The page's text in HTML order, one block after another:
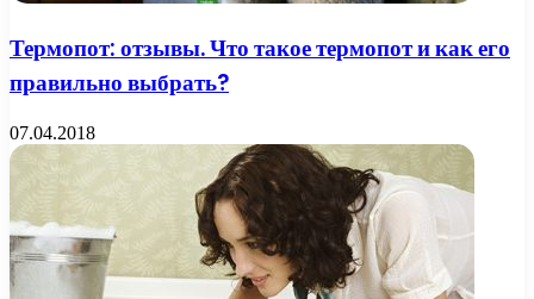
Термопот: отзывы. Что такое термопот и как его
правильно выбрать?
07.04.2018